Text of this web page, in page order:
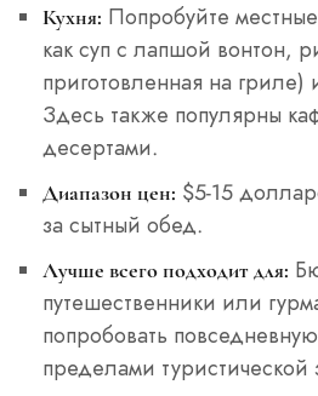
Кухня: Попробуйте
как суп с лапшой вонтон,
приготовленная на
Здесь также популярны
десертами.
Диапазон цен: $5-15
за сытный обед.
Лучше всего подходит для:
путешественники или
попробовать
пределами туристической